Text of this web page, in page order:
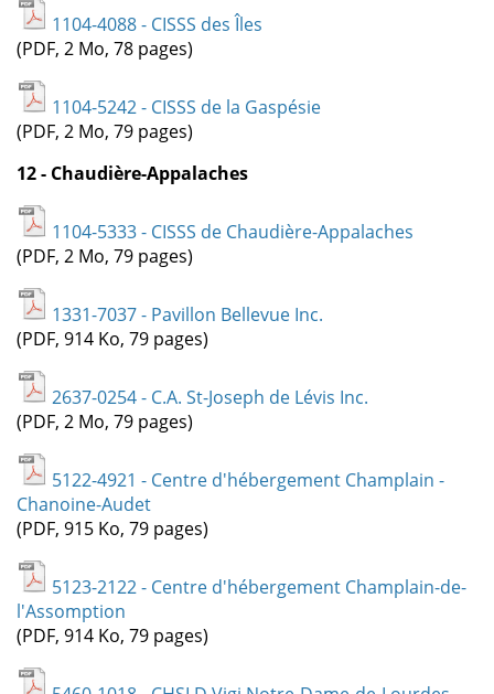
1104-4088 - CISSS des Îles
(PDF, 2 Mo, 78 pages)
1104-5242 - CISSS de la Gaspésie
(PDF, 2 Mo, 79 pages)
12 - Chaudière-Appalaches
1104-5333 - CISSS de Chaudière-Appalaches
(PDF, 2 Mo, 79 pages)
1331-7037 - Pavillon Bellevue Inc.
(PDF, 914 Ko, 79 pages)
2637-0254 - C.A. St-Joseph de Lévis Inc.
(PDF, 2 Mo, 79 pages)
5122-4921 - Centre d'hébergement Champlain -
Chanoine-Audet
(PDF, 915 Ko, 79 pages)
5123-2122 - Centre d'hébergement Champlain-de-
l'Assomption
(PDF, 914 Ko, 79 pages)